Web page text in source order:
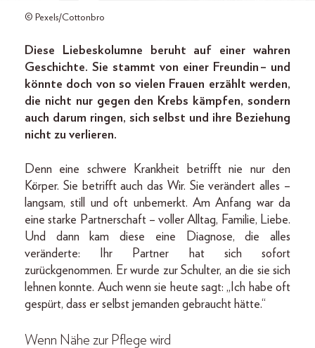
© Pexels/Cottonbro
Diese Liebeskolumne beruht auf einer wahren
Geschichte. Sie stammt von einer Freundin – und
könnte doch von so vielen Frauen erzählt werden,
die nicht nur gegen den Krebs kämpfen, sondern
auch darum ringen, sich selbst und ihre Beziehung
nicht zu verlieren.
Denn eine schwere Krankheit betrifft nie nur den
Körper. Sie betrifft auch das Wir. Sie verändert alles –
langsam, still und oft unbemerkt. Am Anfang war da
eine starke Partnerschaft – voller Alltag, Familie, Liebe.
Und dann kam diese eine Diagnose, die alles
veränderte: Ihr Partner hat sich sofort
zurückgenommen. Er wurde zur Schulter, an die sie sich
lehnen konnte. Auch wenn sie heute sagt: „Ich habe oft
gespürt, dass er selbst jemanden gebraucht hätte.“
Wenn Nähe zur Pflege wird